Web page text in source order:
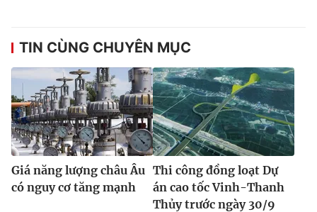
TIN CÙNG CHUYÊN MỤC
Giá năng lượng châu Âu
có nguy cơ tăng mạnh
Thi công đồng loạt Dự
án cao tốc Vinh-Thanh
Thủy trước ngày 30/9